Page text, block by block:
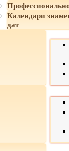
Календари
дат